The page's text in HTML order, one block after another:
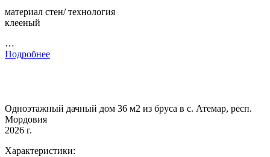
материал стен/ технология
клееный
…
Подробнее
Одноэтажный дачный дом 36 м2 из бруса в с. Атемар, респ.
Мордовия
2026 г.
Характеристики: